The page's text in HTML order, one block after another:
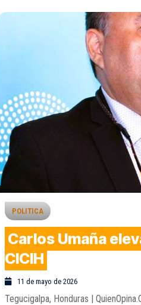
POLITICA
Carlos Umaña
CICIH
11 de mayo de 2026
Tegucigalpa, Honduras |